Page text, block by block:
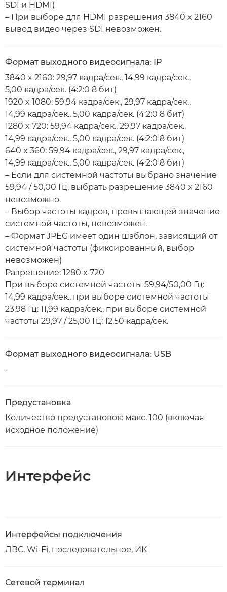
SDI и HDMI)
– При выборе для HDMI разрешения 3840 x 2160
вывод видео через SDI невозможен.
Формат выходного видеосигнала: IP
3840 x 2160: 29,97 кадра/сек., 14,99 кадра/сек.,
5,00 кадра/сек. (4:2:0 8 бит)
1920 x 1080: 59,94 кадра/сек., 29,97 кадра/сек.,
14,99 кадра/сек., 5,00 кадра/сек. (4:2:0 8 бит)
1280 x 720: 59,94 кадра/сек., 29,97 кадра/сек.,
14,99 кадра/сек., 5,00 кадра/сек. (4:2:0 8 бит)
640 x 360: 59,94 кадра/сек., 29,97 кадра/сек.,
14,99 кадра/сек., 5,00 кадра/сек. (4:2:0 8 бит)
– Если для системной частоты выбрано значение
59,94 / 50,00 Гц, выбрать разрешение 3840 x 2160
невозможно.
– Выбор частоты кадров, превышающей значение
системной частоты, невозможен.
– Формат JPEG имеет один шаблон, зависящий от
системной частоты (фиксированный, выбор
невозможен)
Разрешение: 1280 x 720
При выборе системной частоты 59,94/50,00 Гц:
14,99 кадра/сек., при выборе системной частоты
23,98 Гц: 11,99 кадра/сек., при выборе системной
частоты 29,97 / 25,00 Гц: 12,50 кадра/сек.
Формат выходного видеосигнала: USB
-
Предустановка
Количество предустановок: макс. 100 (включая
исходное положение)
Интерфейс
Интерфейсы подключения
ЛВС, Wi-Fi, последовательное, ИК
Сетевой терминал